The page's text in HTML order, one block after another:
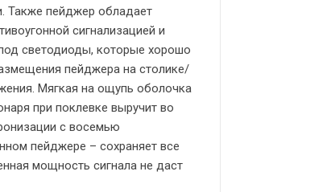
Также пейджер обладает
сигнализацией и
светодиоды, которые хорошо
пейджера на столике/
Мягкая на ощупь оболочка
при поклевке выручит во
с восемью
пейджере – сохраняет все
мощность сигнала не даст